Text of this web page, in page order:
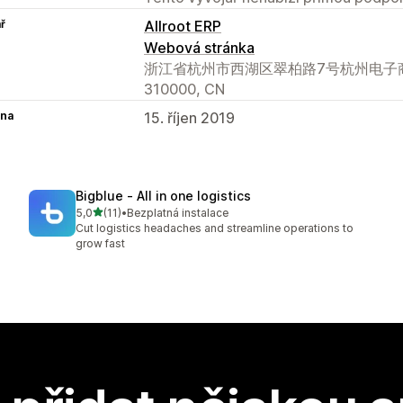
Allroot ERP
Webová stránka
浙江省杭州市西湖区翠柏路7号杭州电
310000, CN
15. říjen 2019
Bigblue ‑ All in one logistics
5,0z 5 hvězd
(11)
Celkový počet recenzí: 11
•Bezplatná instalace
Cut logistics headaches and streamline operations to
grow fast